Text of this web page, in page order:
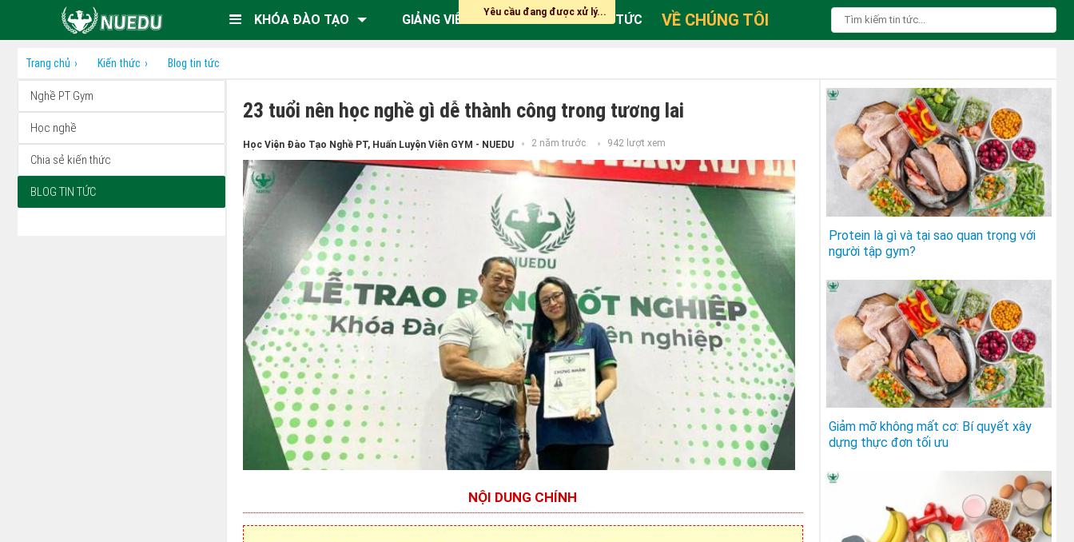
KHÓA ĐÀO TẠO GIẢNG VIÊN ĐĂNG KÝ TIN TỨC VỀ CHÚNG TÔI
Trang chủ Kiến thức Blog tin tức
Nghề PT Gym
Học nghề
Chia sẻ kiến thức
BLOG TIN TỨC
23 tuổi nên học nghề gì dễ thành công trong tương lai
Học Viện Đào Tạo Nghề PT, Huấn Luyện Viên GYM - NUEDU 2 năm trước 942 lượt xem
NỘI DUNG CHÍNH
Protein là gì và tại sao quan trọng với
người tập gym?
Giảm mỡ không mất cơ: Bí quyết xây
dựng thực đơn tối ưu
Yêu cầu đang được xử lý...